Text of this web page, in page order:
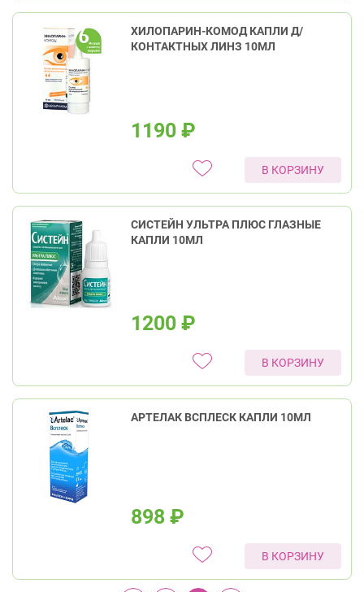
ХИЛОПАРИН-КОМОД КАПЛИ Д/
КОНТАКТНЫХ ЛИНЗ 10МЛ
1190 ₽
В КОРЗИНУ
СИСТЕЙН УЛЬТРА ПЛЮС ГЛАЗНЫЕ
КАПЛИ 10МЛ
1200 ₽
В КОРЗИНУ
АРТЕЛАК ВСПЛЕСК КАПЛИ 10МЛ
898 ₽
В КОРЗИНУ